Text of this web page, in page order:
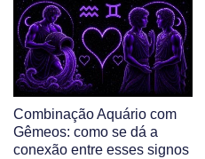
Combinação Aquário com
Gêmeos: como se dá a
conexão entre esses signos